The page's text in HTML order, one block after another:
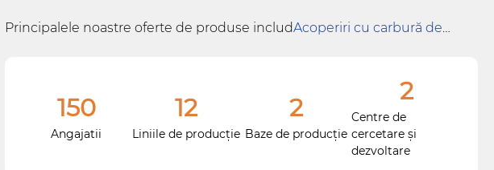
Principalele noastre oferte de produse includAcoperiri cu carbură de
. Principalele produse sunt susceptor
de grafit acoperit cu SiC, inele de preîncălzire, inel de deviere acoperit cu
TaC, piese semilună etc., puritatea este sub 5 ppm, poate satisface
150
Angajatii
12
Liniile de producție
2
Baze de producție
2
Centre de
cercetare și
dezvoltare